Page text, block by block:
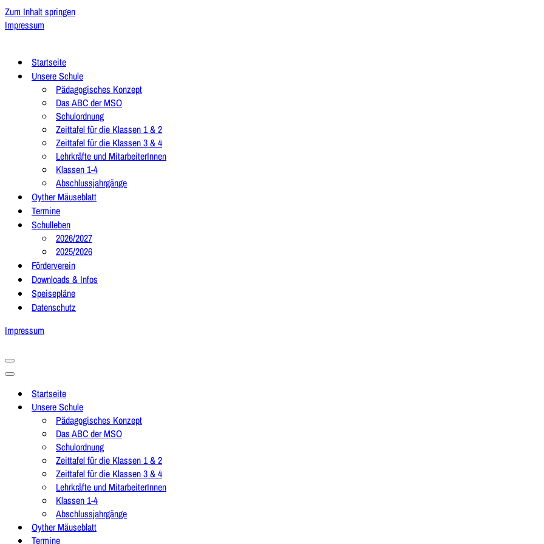
Zum Inhalt springen
Impressum
Startseite
Unsere Schule
Pädagogisches Konzept
Das ABC der MSO
Schulordnung
Zeittafel für die Klassen 1 & 2
Zeittafel für die Klassen 3 & 4
Lehrkräfte und MitarbeiterInnen
Klassen 1-4
Abschlussjahrgänge
Oyther Mäuseblatt
Termine
Schulleben
2026/2027
2025/2026
Förderverein
Downloads & Infos
Speisepläne
Datenschutz
Impressum
Navigationsmenü
Navigationsmenü
Startseite
Unsere Schule
Pädagogisches Konzept
Das ABC der MSO
Schulordnung
Zeittafel für die Klassen 1 & 2
Zeittafel für die Klassen 3 & 4
Lehrkräfte und MitarbeiterInnen
Klassen 1-4
Abschlussjahrgänge
Oyther Mäuseblatt
Termine